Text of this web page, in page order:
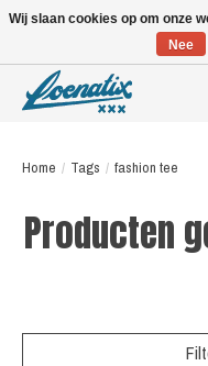
Home / Tags / fashion tee
Producten
Wij slaan cookies op om onze
Nee